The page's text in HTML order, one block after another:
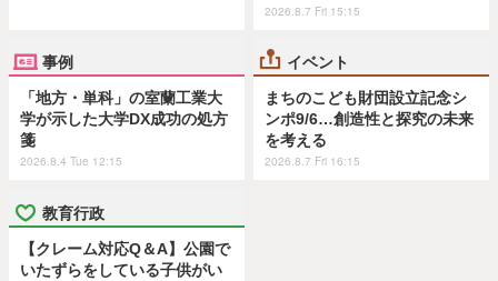
2026.8.7 Fri 15:15
事例
「地方・単科」の室蘭工業大
学が示した大学DX成功の処方
箋
2026.8.4 Tue 12:15
イベント
まちのこども財団設立記念シ
ンポ9/6…創造性と探究の未来
を考える
2026.8.7 Fri 16:15
教育行政
【クレーム対応Q＆A】公園で
いたずらをしている子供がい